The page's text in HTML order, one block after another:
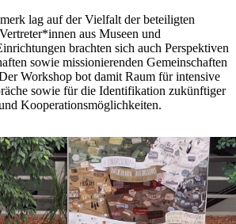
lag auf der Vielfalt der beteiligten
aus Museen und
brachten sich auch Perspektiven
sowie missionierenden Gemeinschaften
Workshop bot damit Raum für intensive
sowie für die Identifikation zukünftiger
Kooperationsmöglichkeiten.